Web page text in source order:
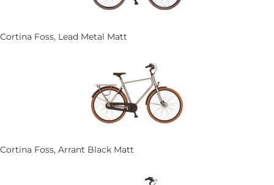
Cortina Foss, Lead Metal Matt
Cortina Foss, Arrant Black Matt